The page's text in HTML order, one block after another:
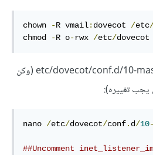
chown -R vmail: dovecot /etc
chmod
-R o-rwx /etc/dovecot
افتح وعدّل ملفّ /etc/dovecot/conf.d/10-master.conf (وكن
يجب تغييره):
nano /etc/dovecot/conf. d/10-
##Uncomment